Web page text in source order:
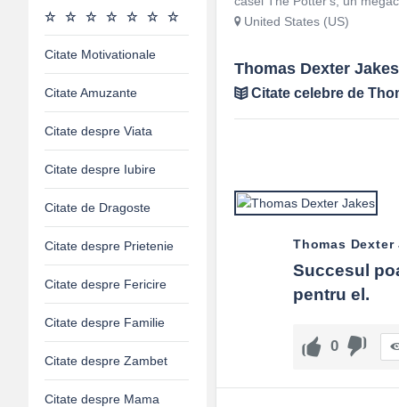
United States (US)
Thomas Dexter
Citate celebre de
Thomas Dexter
Succesul
pentru el.
0
Citate Motivationale
Citate Amuzante
Citate despre Viata
Citate despre Iubire
Citate de Dragoste
Citate despre Prietenie
Citate despre Fericire
Citate despre Familie
Citate despre Zambet
Citate despre Mama